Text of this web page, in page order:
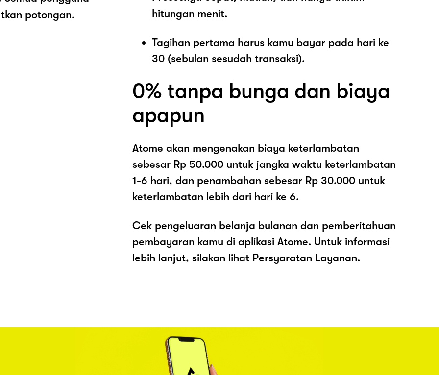
potongan.
hitungan menit.
Tagihan pertama harus kamu bayar pada hari ke
30 (sebulan sesudah transaksi).
0% tanpa bunga dan biaya
apapun
Atome akan mengenakan biaya keterlambatan
sebesar Rp 50.000 untuk jangka waktu keterlambatan
1-6 hari, dan penambahan sebesar Rp 30.000 untuk
keterlambatan lebih dari hari ke 6.
Cek pengeluaran belanja bulanan dan pemberitahuan
pembayaran kamu di aplikasi Atome. Untuk informasi
lebih lanjut, silakan lihat Persyaratan Layanan.